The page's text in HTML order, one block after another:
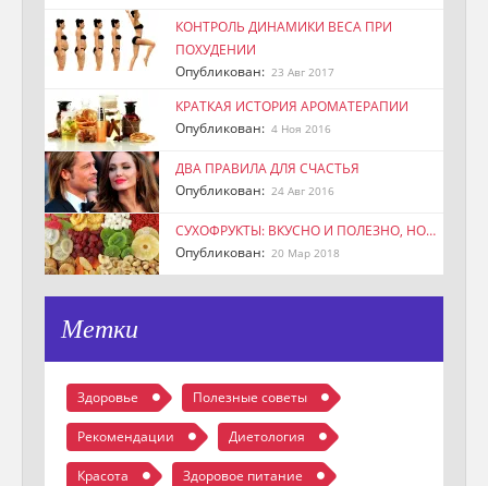
КОНТРОЛЬ ДИНАМИКИ ВЕСА ПРИ
ПОХУДЕНИИ
Опубликован: 23 Авг 2017
КРАТКАЯ ИСТОРИЯ АРОМАТЕРАПИИ
Опубликован: 4 Ноя 2016
ДВА ПРАВИЛА ДЛЯ СЧАСТЬЯ
Опубликован: 24 Авг 2016
СУХОФРУКТЫ: ВКУСНО И ПОЛЕЗНО, НО…
Опубликован: 20 Мар 2018
Метки
Здоровье Полезные советы
Рекомендации Диетология
Красота Здоровое питание